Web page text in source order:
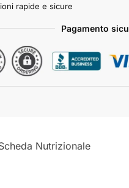
rapide e sicure
Pagamento
Nutrizionale